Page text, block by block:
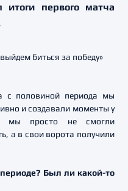
первого матча
с половиной периода мы
и создавали моменты у
мы просто не смогли
а в свои ворота получили
Был ли какой-то